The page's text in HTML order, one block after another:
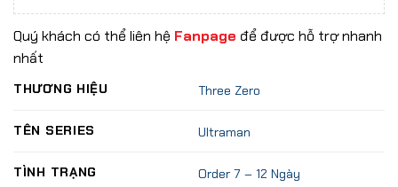
Quý khách có thể liên hệ Fanpage để được hỗ trợ nhanh
nhất
THƯƠNG HIỆU Three Zero
TÊN SERIES Ultraman
TÌNH TRẠNG Order 7 – 12 Ngày